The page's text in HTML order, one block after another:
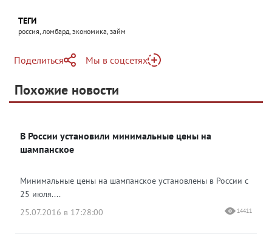
ТЕГИ
россия, ломбард, экономика, займ
Поделиться
Telegram
Одноклассники
Мы в соцсетях
Яндекс Дзен
Похожие новости
В России установили минимальные цены на
шампанское
Минимальные цены на шампанское установлены в России с
25 июля....
25.07.2016 в 17:28:00
14411